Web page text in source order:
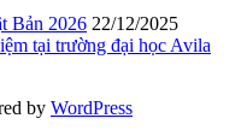
Bản 2026 22/12/2025
tại trường đại học Avila
by WordPress